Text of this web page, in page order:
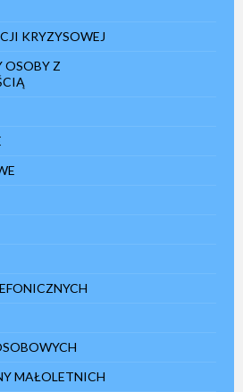
KRYZYSOWEJ
OSOBY Z
MAŁOLETNICH